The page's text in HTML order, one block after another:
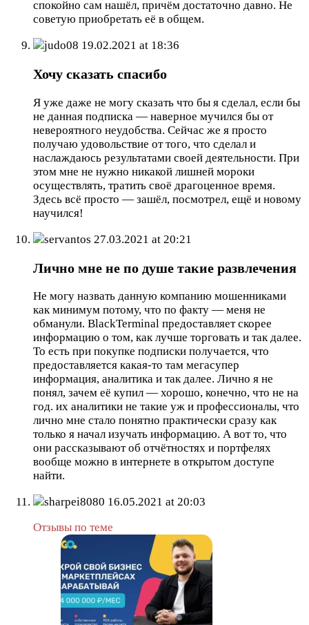
спокойно сам нашёл, причём достаточно давно. Не
советую приобретать её в общем.
judo08 19.02.2021 at 18:36
Хочу сказать спасибо
Я уже даже не могу сказать что бы я сделал, если бы
не данная подписка — наверное мучился бы от
невероятного неудобства. Сейчас же я просто
получаю удовольствие от того, что сделал и
наслаждаюсь результатами своей деятельности. При
этом мне не нужно никакой лишней мороки
осуществлять, тратить своё драгоценное время.
Здесь всё просто — зашёл, посмотрел, ещё и новому
научился!
servantos 27.03.2021 at 20:21
Лично мне не по душе такие развлечения
Не могу назвать данную компанию мошенниками
как минимум потому, что по факту — меня не
обманули. BlackTerminal предоставляет скорее
информацию о том, как лучше торговать и так далее.
То есть при покупке подписки получается, что
предоставляется какая-то там мегасупер
информация, аналитика и так далее. Лично я не
понял, зачем её купил — хорошо, конечно, что не на
год. их аналитики не такие уж и профессионалы, что
лично мне стало понятно практически сразу как
только я начал изучать информацию. А вот то, что
они рассказывают об отчётностях и портфелях
вообще можно в интернете в открытом доступе
найти.
sharpei8080 16.05.2021 at 20:03
Отзывы по теме